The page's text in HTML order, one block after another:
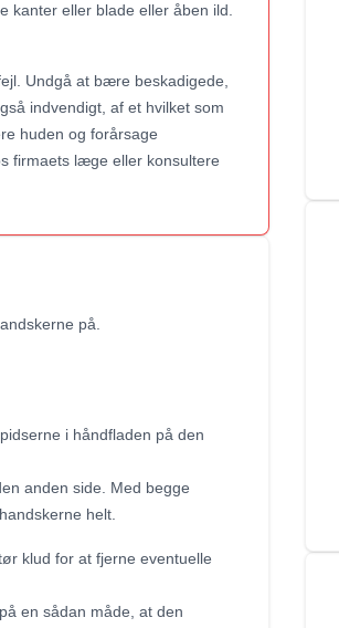
kanter eller blade eller åben ild.
Undgå at bære beskadigede,
indvendigt, af et hvilket som
huden og forårsage
firmaets læge eller konsultere
på.
i håndfladen på den
anden side. Med begge
helt.
klud for at fjerne eventuelle
en sådan måde, at den